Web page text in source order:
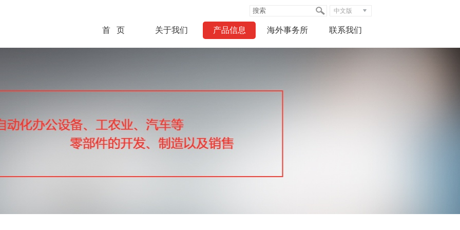
中文版
首 页 关于我们 产品信息 海外事务所 联系我们